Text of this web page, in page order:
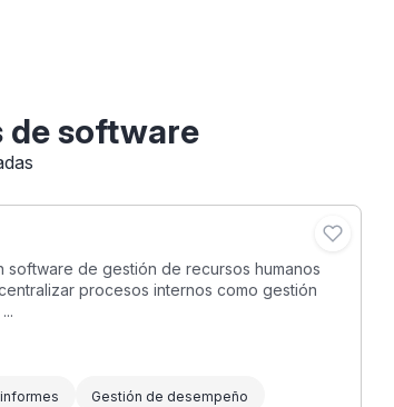
de software
software de gestión de recursos humanos
procesos internos como gestión
Gestión de desempeño